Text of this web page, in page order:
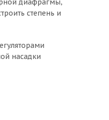
диафрагмы,
степень и
насадки